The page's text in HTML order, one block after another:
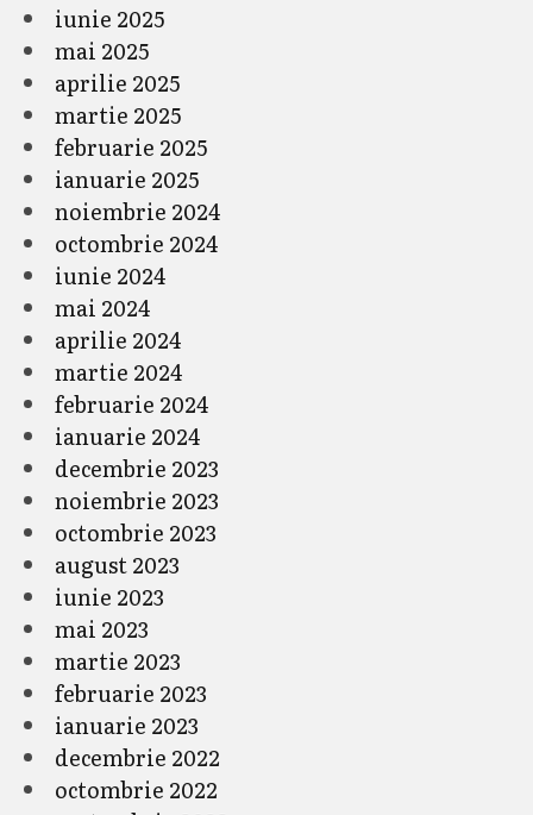
iunie 2025
mai 2025
aprilie 2025
martie 2025
februarie 2025
ianuarie 2025
noiembrie 2024
octombrie 2024
iunie 2024
mai 2024
aprilie 2024
martie 2024
februarie 2024
ianuarie 2024
decembrie 2023
noiembrie 2023
octombrie 2023
august 2023
iunie 2023
mai 2023
martie 2023
februarie 2023
ianuarie 2023
decembrie 2022
octombrie 2022